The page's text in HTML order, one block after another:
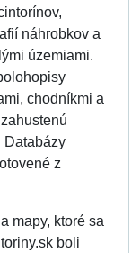
náhrobkov a
územiami.
chodníkmi a
Databázy
z
mapy, ktoré sa
boli